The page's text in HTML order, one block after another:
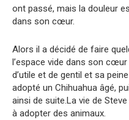
ont passé, mais la douleur
dans son cœur.
Alors il a décidé de faire
l’espace vide dans son
d’utile et de gentil et sa
adopté un Chihuahua âgé,
ainsi de suite.La vie de
à adopter des animaux.